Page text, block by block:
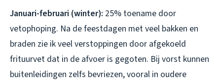
Januari-februari (winter): 25% toename door
vetophoping. Na de feestdagen met veel bakken en
braden zie ik veel verstoppingen door afgekoeld
frituurvet dat in de afvoer is gegoten. Bij vorst kunnen
buitenleidingen zelfs bevriezen, vooral in oudere